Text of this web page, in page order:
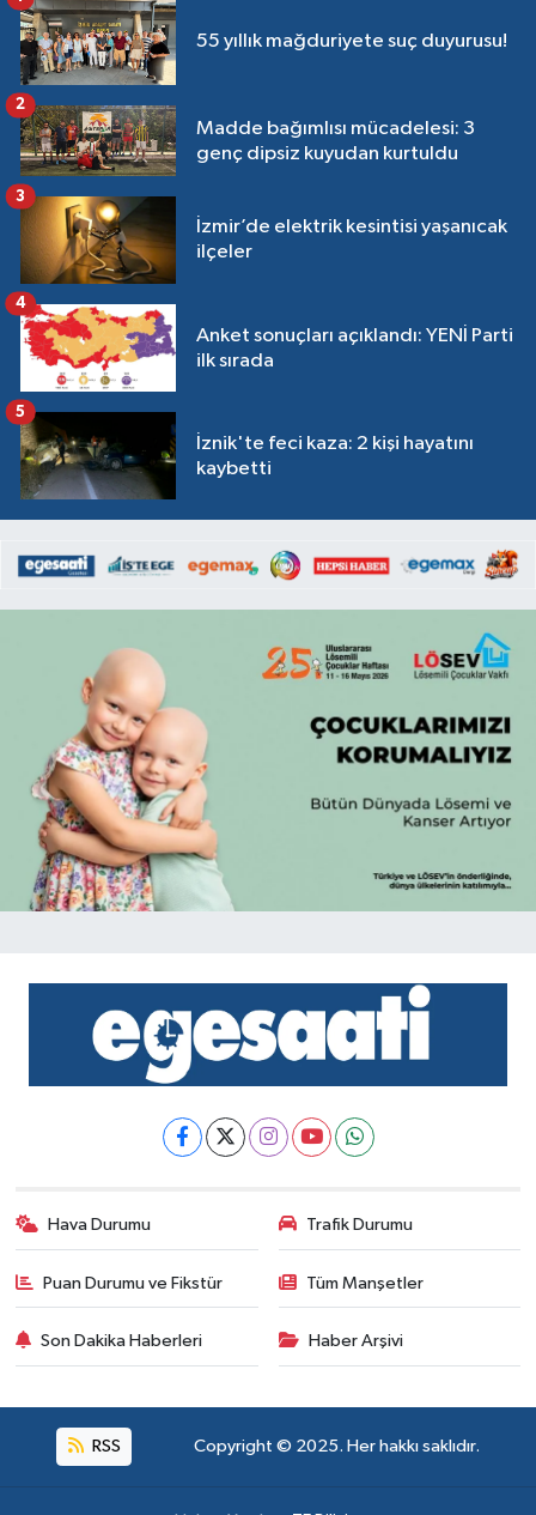
55 yıllık mağduriyete suç duyurusu!
Madde bağımlısı mücadelesi: 3
genç dipsiz kuyudan kurtuldu
2
İzmir’de elektrik kesintisi yaşanıcak
ilçeler
3
Anket sonuçları açıklandı: YENİ Parti
ilk sırada
4
İznik'te feci kaza: 2 kişi hayatını
kaybetti
5
Hava Durumu Trafik Durumu
Puan Durumu ve Fikstür Tüm Manşetler
Son Dakika Haberleri Haber Arşivi
RSS Copyright © 2025. Her hakkı saklıdır.